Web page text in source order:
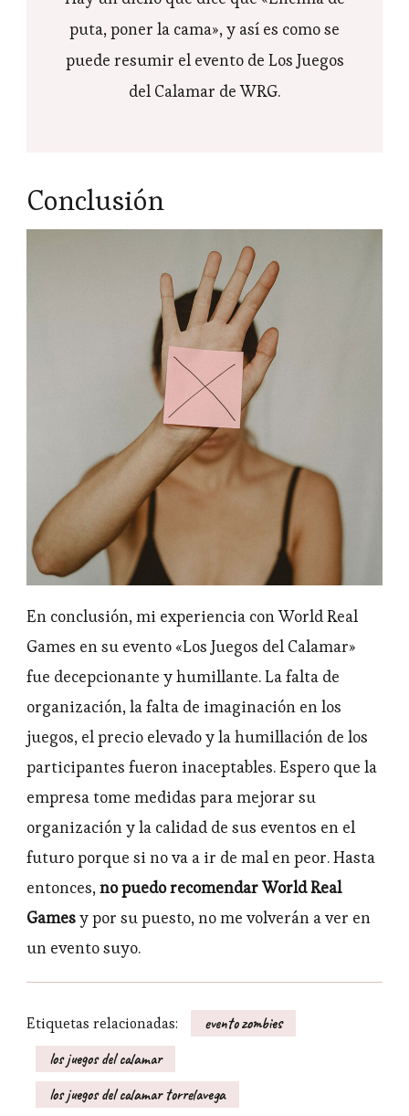
puta, poner la cama», y así es como se
puede resumir el evento de Los Juegos
del Calamar de WRG.
Conclusión
En conclusión, mi experiencia con World Real
Games en su evento «Los Juegos del Calamar»
fue decepcionante y humillante. La falta de
organización, la falta de imaginación en los
juegos, el precio elevado y la humillación de los
participantes fueron inaceptables. Espero que la
empresa tome medidas para mejorar su
organización y la calidad de sus eventos en el
futuro porque si no va a ir de mal en peor. Hasta
entonces,no puedo recomendar World Real
Gamesy por su puesto, no me volverán a ver en
un evento suyo.
Etiquetas relacionadas:
evento zombies
los juegos del calamar
los juegos del calamar torrelavega